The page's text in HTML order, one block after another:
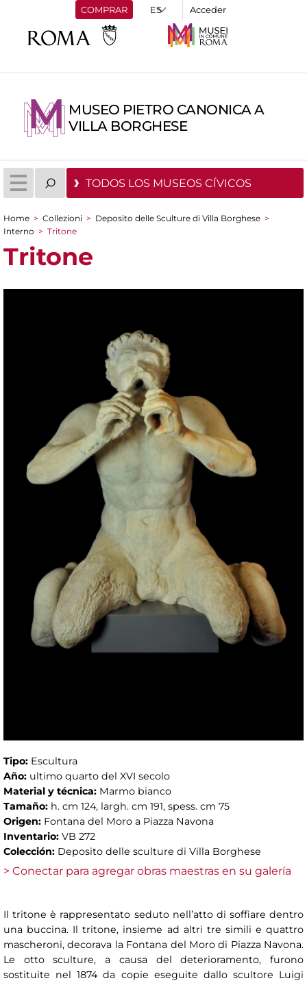
COMPRAR Acceder
MUSEO PIETRO CANONICA A
VILLA BORGHESE
TODOS LOS MUSEOS CÍVICOS
You are here
Home > Collezioni > Deposito delle Sculture di Villa Borghese >
Interno > Tritone
Tritone
Tipo: Escultura
Año: ultimo quarto del XVI secolo
Material y técnica: Marmo bianco
Tamaño: h. cm 124, largh. cm 191, spess. cm 75
Origen: Fontana del Moro a Piazza Navona
Inventario: VB 272
Colección: Deposito delle sculture di Villa Borghese
> Conectar para agregar obras maestras en su galería
Il tritone è rappresentato seduto nell’atto di soffiare dentro
una buccina. Il tritone, insieme ad altri tre simili e quattro
mascheroni, decorava la Fontana del Moro di Piazza Navona.
Le otto sculture, a causa del deterioramento, furono
sostituite nel 1874 da copie eseguite dallo scultore Luigi